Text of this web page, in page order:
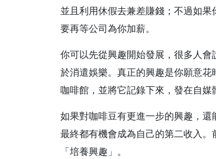
並且利用休假去兼差賺錢；不過如
要再等公司為你加薪。
你可以先從興趣開始發展，很多人
於消遣娛樂。真正的興趣是你願意
咖啡館，並將它記錄下來，發在自媒
如果對咖啡豆有更進一步的興趣，還
最終都有機會成為自己的第二收入
「培養興趣」。